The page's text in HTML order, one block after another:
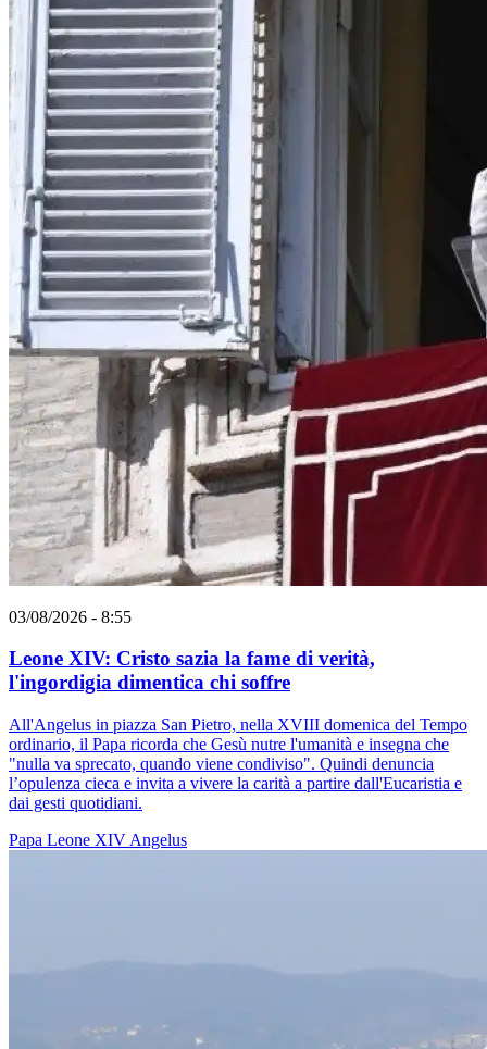
03/08/2026 - 8:55
Leone XIV: Cristo sazia la fame di verità,
l'ingordigia dimentica chi soffre
All'Angelus in piazza San Pietro, nella XVIII domenica del Tempo
ordinario, il Papa ricorda che Gesù nutre l'umanità e insegna che
"nulla va sprecato, quando viene condiviso". Quindi denuncia
l’opulenza cieca e invita a vivere la carità a partire dall'Eucaristia e
dai gesti quotidiani.
Papa Leone XIV Angelus